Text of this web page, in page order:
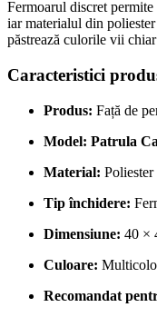
Fermoarul discret permite
iar materialul din
păstrează culorile vii
Caracteristici
Produs: Față de
Model: Patrula
Material:
Tip închidere:
Dimensiune: 40 ×
Culoare:
Recomandat